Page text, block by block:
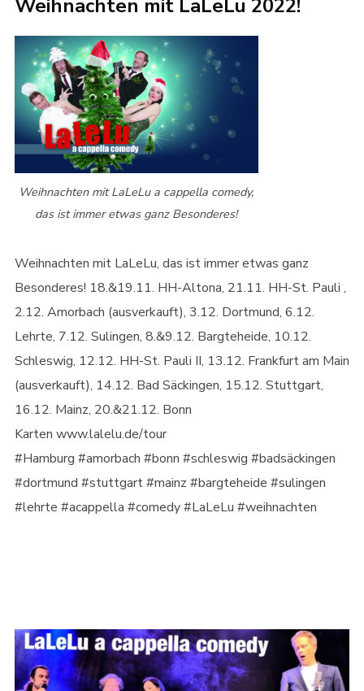
Weihnachten mit LaLeLu 2022!
Weihnachten mit LaLeLu a cappella comedy,
das ist immer etwas ganz Besonderes!
Weihnachten mit LaLeLu, das ist immer etwas ganz
Besonderes! 18.&19.11. HH-Altona, 21.11. HH-St. Pauli ,
2.12. Amorbach (ausverkauft), 3.12. Dortmund, 6.12.
Lehrte, 7.12. Sulingen, 8.&9.12. Bargteheide, 10.12.
Schleswig, 12.12. HH-St. Pauli II, 13.12. Frankfurt am Main
(ausverkauft), 14.12. Bad Säckingen, 15.12. Stuttgart,
16.12. Mainz, 20.&21.12. Bonn
Karten www.lalelu.de/tour
#Hamburg #amorbach #bonn #schleswig #badsäckingen
#dortmund #stuttgart #mainz #bargteheide #sulingen
#lehrte #acappella #comedy #LaLeLu #weihnachten